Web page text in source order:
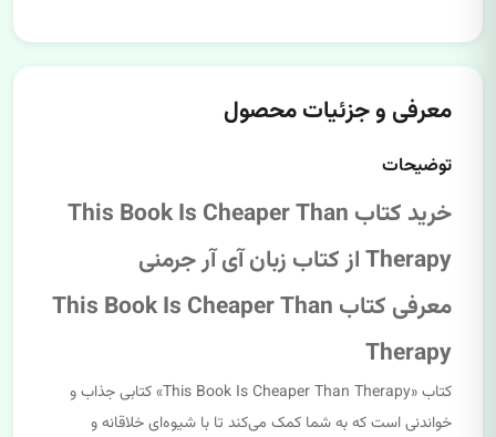
معرفی و جزئیات محصول
توضیحات
خرید کتاب This Book Is Cheaper Than
Therapy از کتاب زبان آی آر جرمنی
معرفی کتاب This Book Is Cheaper Than
Therapy
کتاب «This Book Is Cheaper Than Therapy» کتابی جذاب و
خواندنی است که به شما کمک می‌کند تا با شیوه‌ای خلاقانه و